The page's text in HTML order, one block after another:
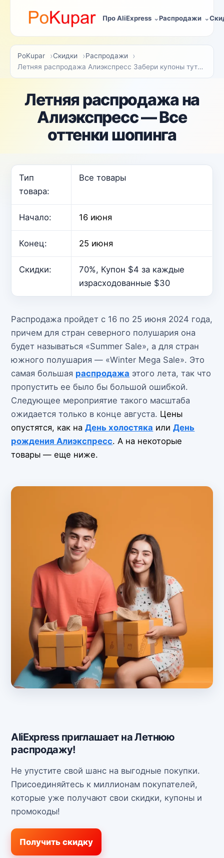
Про AliExpress Распродажи
PoKupar Скидки
Распродажи
Летняя распродажа Алиэкспресс Забери купоны тут【618】
Летняя распродажа на
Алиэкспресс — Все
оттенки шопинга
Тип
товара:
Все товары
Начало: 16 июня
Конец: 25 июня
Скидки:
70%, Купон $4 за каждые
израсходованные $30
Распродажа пройдет с 16 по 25 июня 2024 года,
причем для стран северного полушария она
будет называться «Summer Sale», а для стран
южного полушария — «Winter Mega Sale». Это
самая большая распродажа этого лета, так что
пропустить ее было бы большой ошибкой.
Следующее мероприятие такого масштаба
ожидается только в конце августа. Цены
опустятся, как наДень холостяка илиДень
рождения Алиэкспресс. А на некоторые
товары — еще ниже.
AliExpress приглашает на Летнюю
распродажу!
Не упустите свой шанс на выгодные покупки.
Присоединяйтесь к миллионам покупателей,
которые уже получают свои скидки, купоны и
промокоды!
Получить скидку